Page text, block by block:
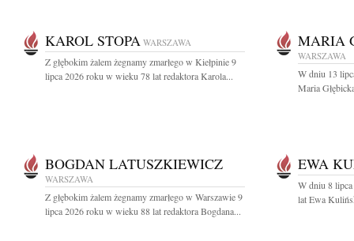
KAROL STOPA WARSZAWA
Z głębokim żalem żegnamy zmarłego w Kiełpinie 9
lipca 2026 roku w wieku 78 lat redaktora Karola...
MARIA
WARSZAWA
W dniu 13
Maria
BOGDAN LATUSZKIEWICZ
WARSZAWA
Z głębokim żalem żegnamy zmarłego w Warszawie 9
lipca 2026 roku w wieku 88 lat redaktora Bogdana...
EWA
W dniu 8
lat Ewa